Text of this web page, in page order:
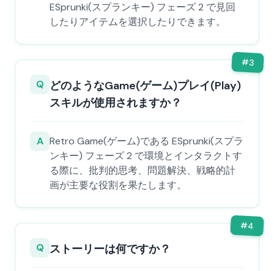
ESprunki(スプランキー) フェーズ 2 で見回
したりアイテムを選択したりできます。
#3
Q どのようなGame(ゲーム)プレイ(Play)
スキルが使用されますか？
A Retro Game(ゲーム)である ESprunki(スプラ
ンキー) フェーズ 2 で環境とインタラクトす
る際に、批判的思考、問題解決、戦略的計
画が主要な役割を果たします。
#4
Q ストーリーは何ですか？